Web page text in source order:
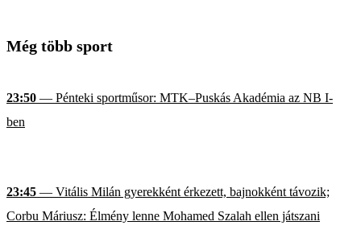
Még több sport
23:50 — Pénteki sportműsor: MTK–Puskás Akadémia az NB I-
ben
23:45 — Vitális Milán gyerekként érkezett, bajnokként távozik;
Corbu Máriusz: Élmény lenne Mohamed Szalah ellen játszani